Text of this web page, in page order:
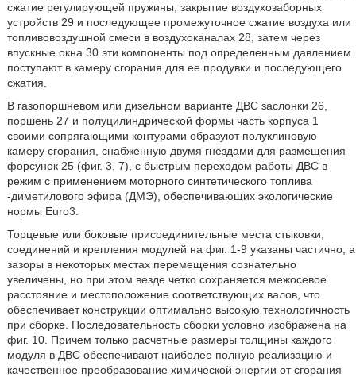
сжатие регулирующей пружины, закрытие воздухозаборных
устройств 29 и последующее промежуточное сжатие воздуха или
топливовоздушной смеси в воздухоканалах 28, затем через
впускные окна 30 эти компоненты под определенным давлением
поступают в камеру сгорания для ее продувки и последующего
сжатия.
В газопоршневом или дизельном варианте ДВС заслонки 26,
поршень 27 и полуцилиндрической формы часть корпуса 1
своими сопрягающими контурами образуют полуклиновую
камеру сгорания, снабженную двумя гнездами для размещения
форсунок 25 (фиг. 3, 7), с быстрым переходом работы ДВС в
режим с применением моторного синтетического топлива
-диметилового эфира (ДМЭ), обеспечивающих экологические
нормы Euro3.
Торцевые или боковые присоединительные места стыковки,
соединений и крепления модулей на фиг. 1-9 указаны частично, а
зазоры в некоторых местах перемещения сознательно
увеличены, но при этом везде четко сохраняется межосевое
расстояние и местоположение соответствующих валов, что
обеспечивает конструкции оптимально высокую технологичность
при сборке. Последовательность сборки условно изображена на
фиг. 10. Причем только расчетные размеры толщины каждого
модуля в ДВС обеспечивают наиболее полную реализацию и
качественное преобразование химической энергии от сгорания